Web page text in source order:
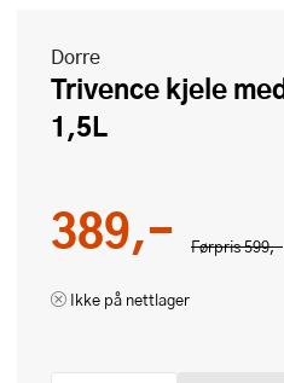
Dorre
Trivence kjele med glasslokk
1,5L
Førpris599,-
389,-
Ikke på nettlager